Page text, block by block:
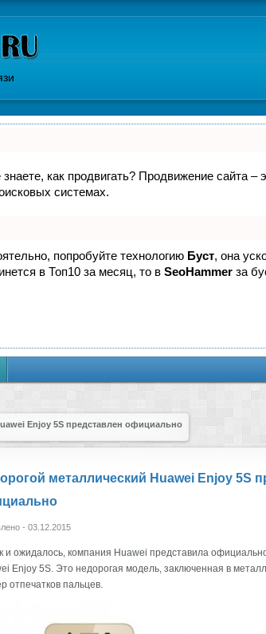
как продвигать? Продвижение сайта
системах.
попробуйте технологию Буст, она
в Топ10 за месяц, то в SeoHammer за
Enjoy 5S представлен официально
металлический Huawei Enjoy 5S
- 03.12.2015
и ожидалось, компания Huawei представила
Enjoy 5S. Это недорогая модель, заключенная в
отпечатков пальцев.